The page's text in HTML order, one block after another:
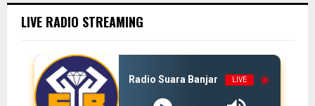
LIVE RADIO STREAMING
Radio Suara Banjar LIVE